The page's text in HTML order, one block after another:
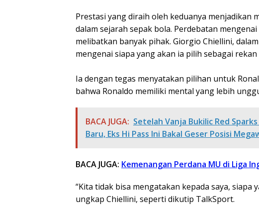
Prestasi yang diraih oleh keduanya menjadikan
dalam sejarah sepak bola. Perdebatan
melibatkan banyak pihak. Giorgio Chiellini,
mengenai siapa yang akan ia pilih sebagai
Ia dengan tegas menyatakan pilihan untuk
bahwa Ronaldo memiliki mental yang lebih
BACA JUGA: Setelah Vanja Bukilic Red
Baru, Eks Hi Pass Ini Bakal Geser Posisi
BACA JUGA: Kemenangan Perdana MU di Liga
“Kita tidak bisa mengatakan kepada saya, siapa
ungkap Chiellini, seperti dikutip TalkSport.